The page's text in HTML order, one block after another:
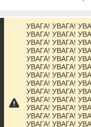
Про нас
Контакти
Доставка та оплата
Графік роботи
УВАГА! УВАГА!
УВАГА! УВАГА!
УВАГА! УВАГА!
УВАГА! УВАГА!
УВАГА! УВАГА!
УВАГА! УВАГА!
УВАГА! УВАГА!
УВАГА! УВАГА!
УВАГА! УВАГА!
УВАГА! УВАГА!
УВАГА! УВАГА!
УВАГА! УВАГА!
УВАГА! УВАГА!